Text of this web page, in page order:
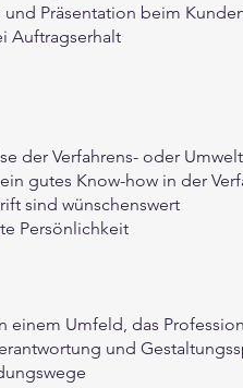
Präsentation beim
Auftragserhalt
der Verfahrens- oder
gutes Know-how in der
sind wünschenswert
Persönlichkeit
einem Umfeld, das
und